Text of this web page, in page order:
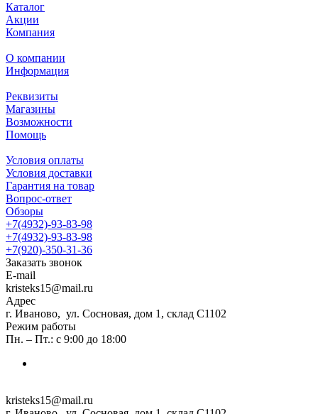
Каталог
Акции
Компания
О компании
Информация
Реквизиты
Магазины
Возможности
Помощь
Условия оплаты
Условия доставки
Гарантия на товар
Вопрос-ответ
Обзоры
+7(4932)-93-83-98
+7(4932)-93-83-98
+7(920)-350-31-36
Заказать звонок
E-mail
kristeks15@mail.ru
Адрес
г. Иваново, ул. Сосновая, дом 1, склад С1102
Режим работы
Пн. – Пт.: с 9:00 до 18:00
kristeks15@mail.ru